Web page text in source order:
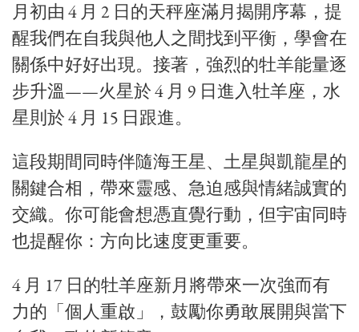
月初由 4 月 2 日的天秤座滿月揭開序幕，提
醒我們在自我與他人之間找到平衡，學會在
關係中好好出現。接著，強烈的牡羊能量逐
步升溫——火星於 4 月 9 日進入牡羊座，水
星則於 4 月 15 日跟進。
這段期間同時伴隨海王星、土星與凱龍星的
關鍵合相，帶來靈感、急迫感與情緒誠實的
交織。你可能會想憑直覺行動，但宇宙同時
也提醒你：方向比速度更重要。
4 月 17 日的牡羊座新月將帶來一次強而有
力的「個人重啟」，鼓勵你勇敢展開與當下